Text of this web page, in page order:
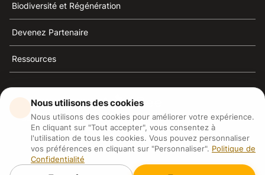
Biodiversité et Régénération
Devenez Partenaire
Ressources
3Bee est la référence du développement durable, de la
défense des abeilles et de la biodiversité
3Bee S.R.L Via Pastrengo 14, 20159, Milano (MI)
P.IVA: IT09711590969
Nous utilisons des cookies
Nous utilisons des cookies pour améliorer votre expérience.
En cliquant sur "Tout accepter", vous consentez à
l'utilisation de tous les cookies. Vous pouvez personnaliser
vos préférences en cliquant sur "Personnaliser". Politique de
Confidentialité